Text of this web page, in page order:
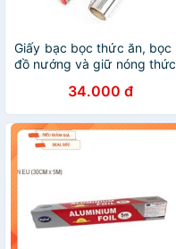
Giấy bạc bọc thức ăn, bọc
đồ nướng và giữ nóng thức
34.000 đ